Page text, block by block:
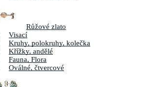
Růžové zlato
Visací
Kruhy, polokruhy, kolečka
Křížky, andělé
Fauna, Flora
Oválné, čtvercové